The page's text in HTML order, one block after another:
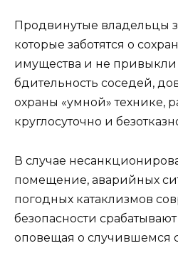
Продвинутые владельцы
которые заботятся о
имущества и не привыкли
бдительность соседей,
охраны «умной» технике,
круглосуточно и
В случае
помещение, аварийных
погодных катаклизмов
безопасности
оповещая о случившемся